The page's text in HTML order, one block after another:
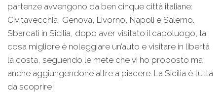
partenze avvengono da ben cinque città italiane:
Civitavecchia, Genova, Livorno, Napoli e Salerno.
Sbarcati in Sicilia, dopo aver visitato il capoluogo, la
cosa migliore è noleggiare un’auto e visitare in libertà
la costa, seguendo le mete che vi ho proposto ma
anche aggiungendone altre a piacere. La Sicilia è tutta
da scoprire!